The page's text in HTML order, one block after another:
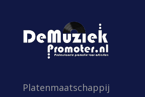
Platenmaatschappij